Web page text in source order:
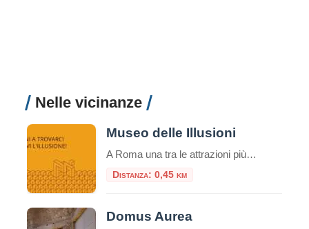
Nelle vicinanze
Museo delle Illusioni
A Roma una tra le attrazioni più insolite, divertenti e interessanti del mondo: il Museo delle Illusioni. Dal 12 novembre la venue internazionale sarà aperta al pubblico della capitale, in via Merulana 17. Roma è infatti la 38° città nel mondo – la seconda in Italia dopo Milano – ad avere una sede del museo interattivo […]
Distanza: 0,45 km
Domus Aurea